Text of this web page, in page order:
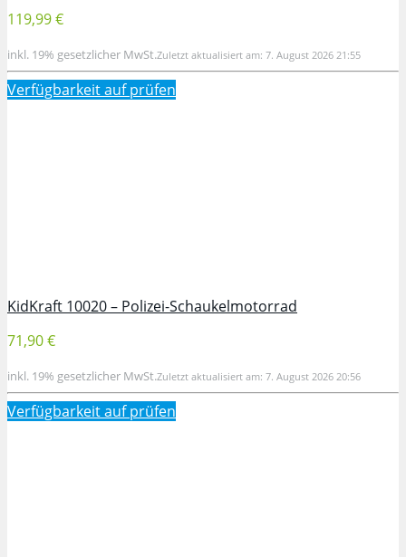
119,99 €
inkl. 19% gesetzlicher MwSt.Zuletzt aktualisiert am: 7. August 2026 21:55
Verfügbarkeit aufprüfen
KidKraft 10020 – Polizei-Schaukelmotorrad
71,90 €
inkl. 19% gesetzlicher MwSt.Zuletzt aktualisiert am: 7. August 2026 20:56
Verfügbarkeit aufprüfen